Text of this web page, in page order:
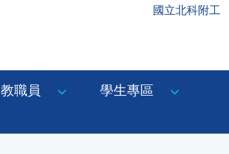
國立北科附工
教職員
學生專區